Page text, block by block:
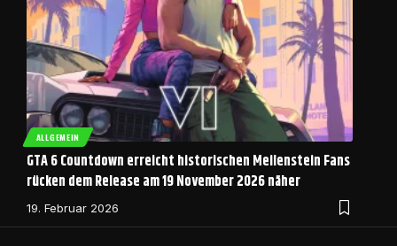
ALLGEMEIN
GTA 6 Countdown erreicht historischen Meilenstein Fans
rücken dem Release am 19 November 2026 näher
19. Februar 2026